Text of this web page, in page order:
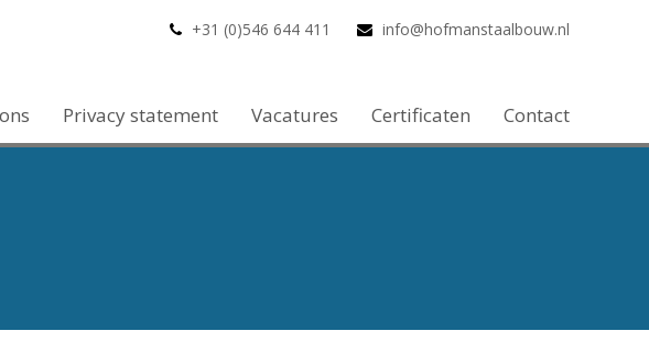
+31 (0)546 644 411 info@hofmanstaalbouw.nl
Privacy statement Vacatures Certificaten Contact